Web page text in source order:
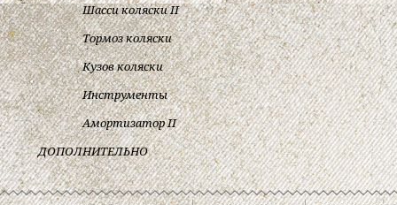
Шасси коляски II
Тормоз коляски
Кузов коляски
Инструменты
Амортизатор II
ДОПОЛНИТЕЛЬНО